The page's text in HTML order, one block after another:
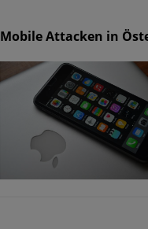
Mobile Attacken in